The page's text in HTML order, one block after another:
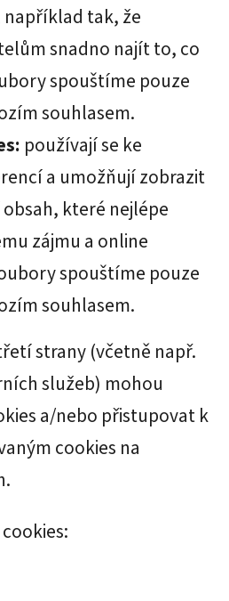
tak, že
snadno najít to, co
spouštíme pouze
souhlasem.
používají se ke
a umožňují zobrazit
které nejlépe
zájmu a online
spouštíme pouze
souhlasem.
strany (včetně např.
služeb) mohou
a/nebo přistupovat k
cookies na